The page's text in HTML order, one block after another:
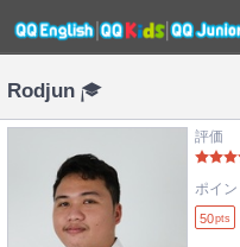
Rodjun
評価
ポイン
50pts